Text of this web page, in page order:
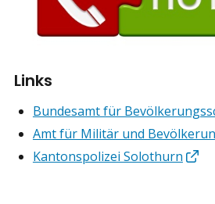
Links
Bundesamt für
Amt für Militär und
Kantonspolizei Solothurn